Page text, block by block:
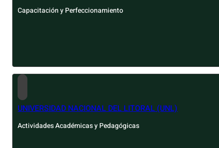
Capacitación y Perfeccionamiento
UNIVERSIDAD NACIONAL DEL LITORAL (UNL)
Actividades Académicas y Pedagógicas